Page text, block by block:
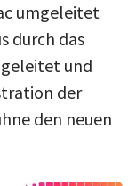
umgeleitet
durch das
und
der
den neuen